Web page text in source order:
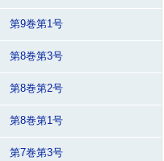
第9巻第1号
第8巻第3号
第8巻第2号
第8巻第1号
第7巻第3号